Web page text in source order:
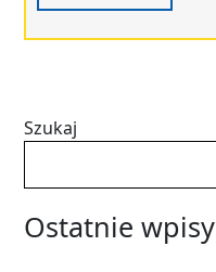
Szukaj
Ostatnie wpisy